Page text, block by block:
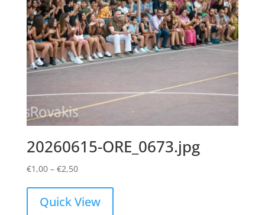
20260615-ORE_0673.jpg
€1,00 – €2,50Price
€1,00
through
Quick View